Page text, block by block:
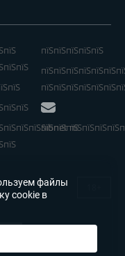
пїЅпїЅпїЅпїЅпїЅ
Sibnet
файлы
cookie в